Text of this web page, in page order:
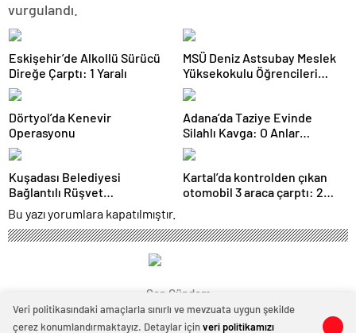
0 0
vurgulandı.
Eskişehir’de Alkollü Sürücü
Direğe Çarptı: 1 Yaralı
MSÜ Deniz Astsubay Meslek
Yüksekokulu Öğrencileri
Geleceğe Hazırlanıyor
Dörtyol’da Kenevir
Operasyonu
Adana’da Taziye Evinde
Silahlı Kavga: O Anlar
Kamerada
Kuşadası Belediyesi
Bağlantılı Rüşvet
Operasyonu: 15 Gözaltı
Kartal’da kontrolden çıkan
otomobil 3 araca çarptı: 2
Bu yazı yorumlara kapatılmıştır.
Son Gündem
Veri politikasındaki amaçlarla sınırlı ve mevzuata uygun şekilde
çerez konumlandırmaktayız. Detaylar içinveri politikamızı